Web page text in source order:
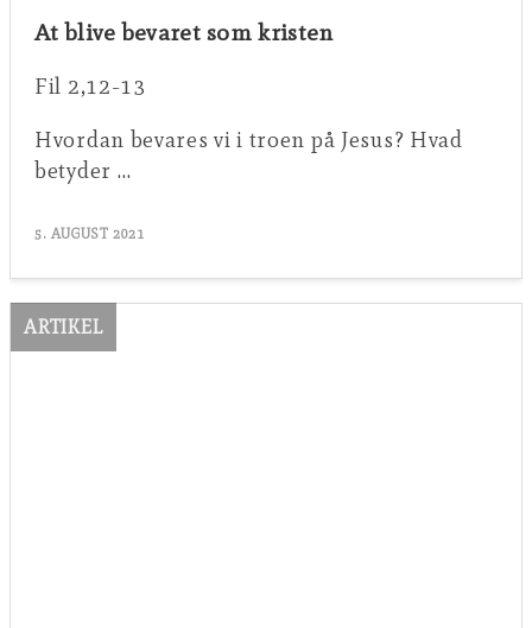
At blive bevaret som kristen
Fil 2,12-13
Hvordan bevares vi i troen på Jesus? Hvad
betyder …
5. AUGUST 2021
ARTIKEL